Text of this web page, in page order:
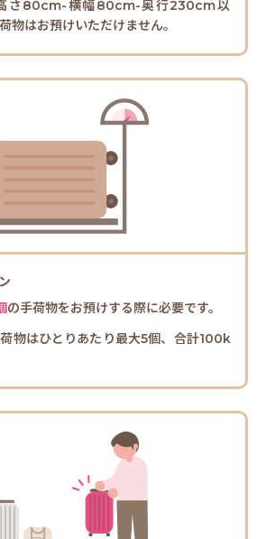
さ80cm-横幅80cm-奥行230cm以
物はお預けいただけません。
の手荷物をお預けする際に必要です。
物はひとりあたり最大5個、合計100k